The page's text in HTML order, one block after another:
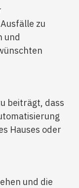
zu
und
beiträgt, dass
Hauses oder
und die